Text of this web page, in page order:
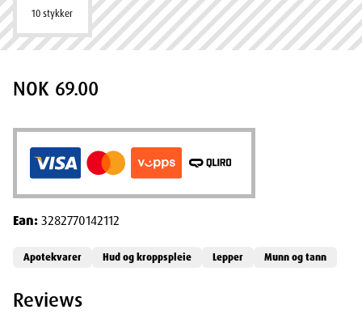
10 stykker
NOK 69.00
Ean:3282770142112
Apotekvarer Hud og kroppspleie Lepper Munn og tann
Reviews